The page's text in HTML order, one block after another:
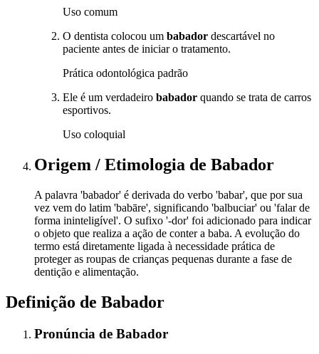
Uso comum
O dentista colocou um babador descartável no
paciente antes de iniciar o tratamento.
Prática odontológica padrão
Ele é um verdadeiro babador quando se trata de carros
esportivos.
Uso coloquial
Origem / Etimologia de Babador
A palavra 'babador' é derivada do verbo 'babar', que por sua
vez vem do latim 'babāre', significando 'balbuciar' ou 'falar de
forma ininteligível'. O sufixo '-dor' foi adicionado para indicar
o objeto que realiza a ação de conter a baba. A evolução do
termo está diretamente ligada à necessidade prática de
proteger as roupas de crianças pequenas durante a fase de
dentição e alimentação.
Definição de Babador
Pronúncia de Babador